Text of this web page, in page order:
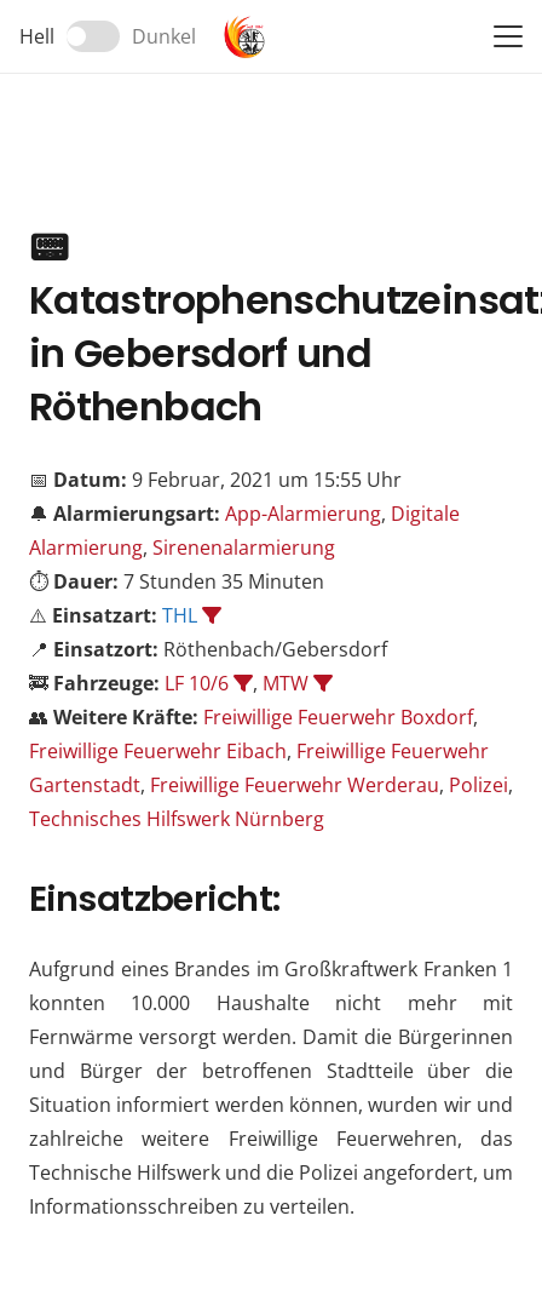
Hell Dunkel
📟
in Gebersdorf und
Röthenbach
📅 Datum: 9 Februar, 2021 um 15:55 Uhr
🔔 Alarmierungsart: App-Alarmierung, Digitale
Alarmierung, Sirenenalarmierung
⏱️ Dauer: 7 Stunden 35 Minuten
⚠️ Einsatzart: THL
📍 Einsatzort: Röthenbach/Gebersdorf
🚒 Fahrzeuge: LF 10/6 , MTW
👥 Weitere Kräfte: Freiwillige Feuerwehr Boxdorf,
Freiwillige Feuerwehr Eibach, Freiwillige Feuerwehr
Gartenstadt, Freiwillige Feuerwehr Werderau, Polizei,
Technisches Hilfswerk Nürnberg
Einsatzbericht:
Aufgrund eines Brandes im Großkraftwerk Franken 1
konnten 10.000 Haushalte nicht mehr mit
Fernwärme versorgt werden. Damit die Bürgerinnen
und Bürger der betroffenen Stadtteile über die
Situation informiert werden können, wurden wir und
zahlreiche weitere Freiwillige Feuerwehren, das
Technische Hilfswerk und die Polizei angefordert, um
Informationsschreiben zu verteilen.